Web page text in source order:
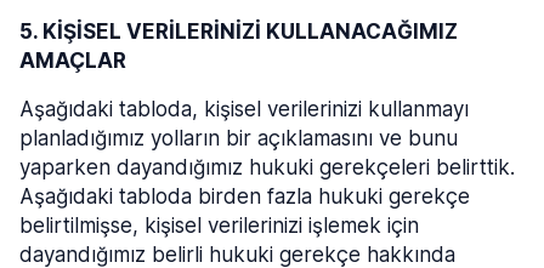
5. KİŞİSEL VERİLERİNİZİ KULLANACAĞIMIZ
AMAÇLAR
Aşağıdaki tabloda, kişisel verilerinizi kullanmayı
planladığımız yolların bir açıklamasını ve bunu
yaparken dayandığımız hukuki gerekçeleri belirttik.
Aşağıdaki tabloda birden fazla hukuki gerekçe
belirtilmişse, kişisel verilerinizi işlemek için
dayandığımız belirli hukuki gerekçe hakkında